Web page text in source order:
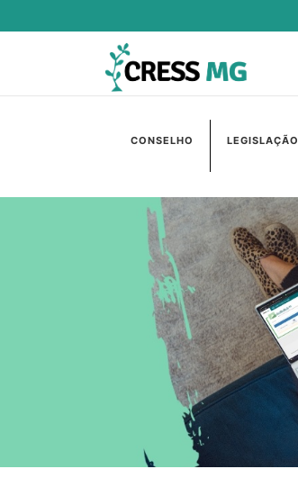
CONSELHO LEGISLAÇÃO